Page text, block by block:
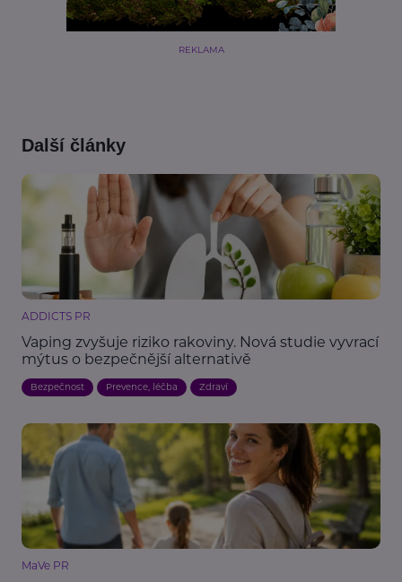
REKLAMA
Další články
ADDICTS PR
Vaping zvyšuje riziko rakoviny. Nová studie vyvrací
mýtus o bezpečnější alternativě
Bezpečnost Prevence, léčba Zdraví
MaVe PR